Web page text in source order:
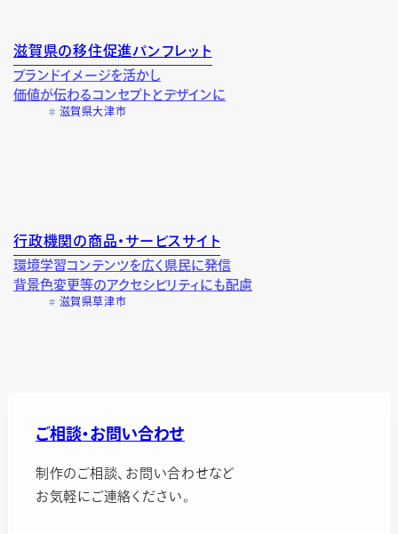
滋賀県の移住促進パンフレット
ブランドイメージを活かし
価値が伝わるコンセプトとデザインに
滋賀県大津市
行政機関の商品・サービスサイト
環境学習コンテンツを広く県民に発信
背景色変更等のアクセシビリティにも配慮
滋賀県草津市
ご相談・お問い合わせ
制作のご相談、お問い合わせなど
お気軽にご連絡ください。